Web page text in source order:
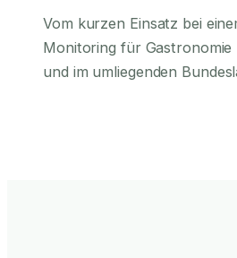
Vom kurzen Einsatz bei
Monitoring für
und im umliegenden